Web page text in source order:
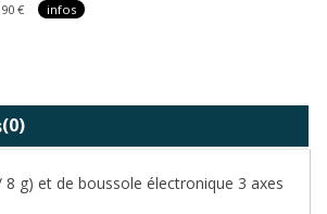
€ infos
(0)
g) et de boussole électronique 3 axes